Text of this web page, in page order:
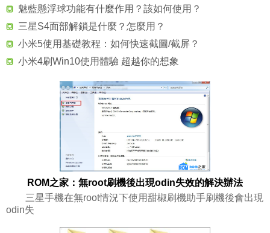
魅藍懸浮球功能有什麼作用？該如何使用？
三星S4面部解鎖是什麼？怎麼用？
小米5使用基礎教程：如何快速截圖/截屏？
小米4刷Win10使用體驗 超越你的想象
ROM之家：無root刷機後出現odin失效的解決辦法
三星手機在無root情況下使用甜椒刷機助手刷機後會出現
odin失